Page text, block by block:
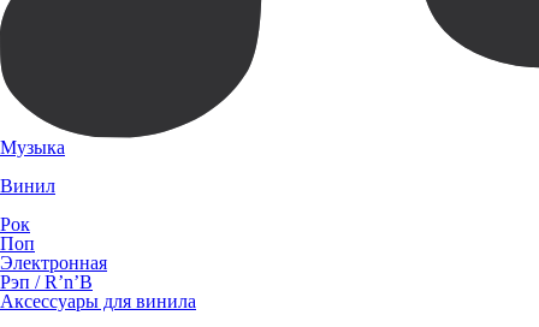
Музыка
Винил
Рок
Поп
Электронная
Рэп / R’n’B
Аксессуары для винила